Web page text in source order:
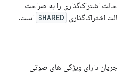
اشتراک‌گذاری را به صراحت
اشتراک‌گذاری SHARED است.
دارای ویژگی های صوتی